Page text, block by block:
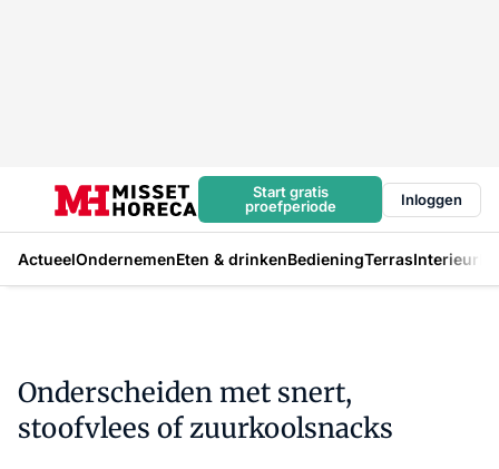
Start gratis
proefperiode
Inloggen
ActueelOndernemenEten & drinkenBedieningTerrasInterieur
Onderscheiden met snert,
stoofvlees of zuurkoolsnacks